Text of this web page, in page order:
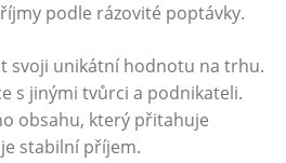
podle rázovité poptávky.
svoji unikátní hodnotu na trhu.
s jinými tvůrci a podnikateli.
obsahu, který přitahuje
stabilní příjem.